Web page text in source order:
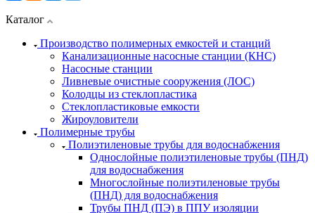
Каталог
Производство полимерных емкостей и станций
Канализационные насосные станции (КНС)
Насосные станции
Ливневые очистные сооружения (ЛОС)
Колодцы из стеклопластика
Стеклопластиковые емкости
Жироуловители
Полимерные трубы
Полиэтиленовые трубы для водоснабжения
Однослойные полиэтиленовые трубы (ПНД)
для водоснабжения
Многослойные полиэтиленовые трубы
(ПНД) для водоснабжения
Трубы ПНД (ПЭ) в ППУ изоляции